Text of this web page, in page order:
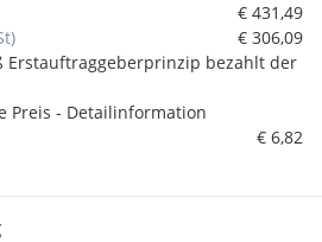
€ 431,49
€ 306,09
Erstauftraggeberprinzip bezahlt der
Preis - Detailinformation
€ 6,82